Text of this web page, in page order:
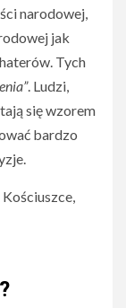
narodowej,
jak
Tych
. Ludzi,
się wzorem
bardzo